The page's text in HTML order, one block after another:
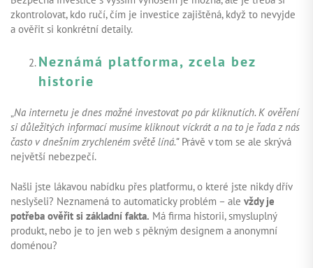
zkontrolovat, kdo ručí, čím je investice zajištěná, když to nevyjde
a ověřit si konkrétní detaily.
Neznámá platforma, zcela bez
historie
„Na internetu je dnes možné investovat po pár kliknutích. K ověření
si důležitých informací musíme kliknout víckrát a na to je řada z nás
často v dnešním zrychleném světě líná.“Právě v tom se ale skrývá
největší nebezpečí.
Našli jste lákavou nabídku přes platformu, o které jste nikdy dřív
neslyšeli? Neznamená to automaticky problém – ale vždy je
potřeba ověřit si základní fakta. Má firma historii, smysluplný
produkt, nebo je to jen web s pěkným designem a anonymní
doménou?